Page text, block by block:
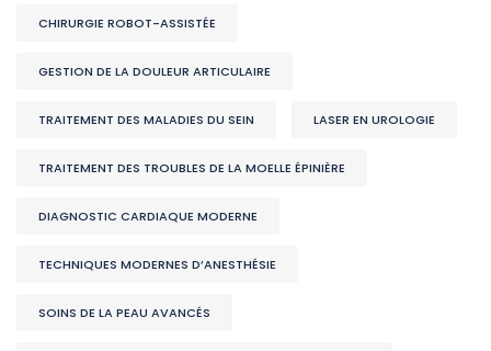
CHIRURGIE ROBOT-ASSISTÉE
GESTION DE LA DOULEUR ARTICULAIRE
TRAITEMENT DES MALADIES DU SEIN LASER EN UROLOGIE
TRAITEMENT DES TROUBLES DE LA MOELLE ÉPINIÈRE
DIAGNOSTIC CARDIAQUE MODERNE
TECHNIQUES MODERNES D’ANESTHÉSIE
SOINS DE LA PEAU AVANCÉS